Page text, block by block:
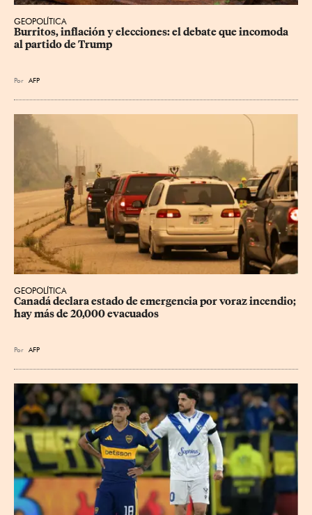
GEOPOLÍTICA
Burritos, inflación y elecciones: el debate que incomoda
al partido de Trump
Por AFP
GEOPOLÍTICA
Canadá declara estado de emergencia por voraz incendio;
hay más de 20,000 evacuados
Por AFP